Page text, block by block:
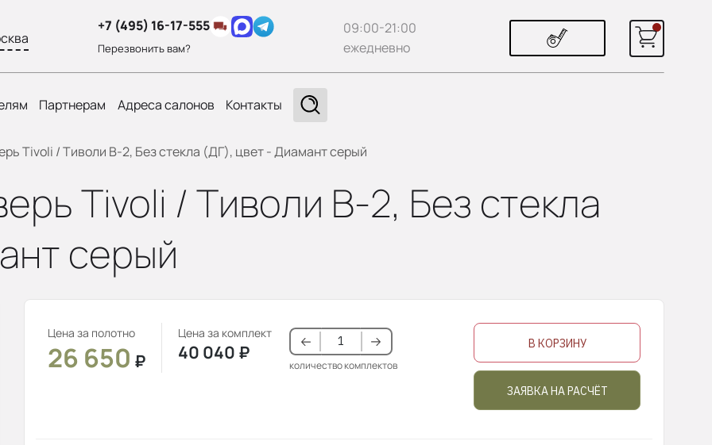
+7 (495) 16-17-555
Перезвонить вам?
09:00-21:00
ежедневно
Партнерам Адреса салонов Контакты
Tivoli / Тиволи В-2, Без стекла (ДГ), цвет - Диамант серый
Tivoli / Тиволи В-2, Без стекла
серый
Цена за полотно
26 650 ₽
Цена за комплект
40 040 ₽
количество комплектов
В КОРЗИНУ
ЗАЯВКА НА РАСЧЁТ